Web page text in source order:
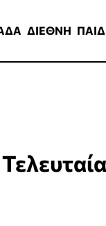
ΔΙΕΘΝΗ